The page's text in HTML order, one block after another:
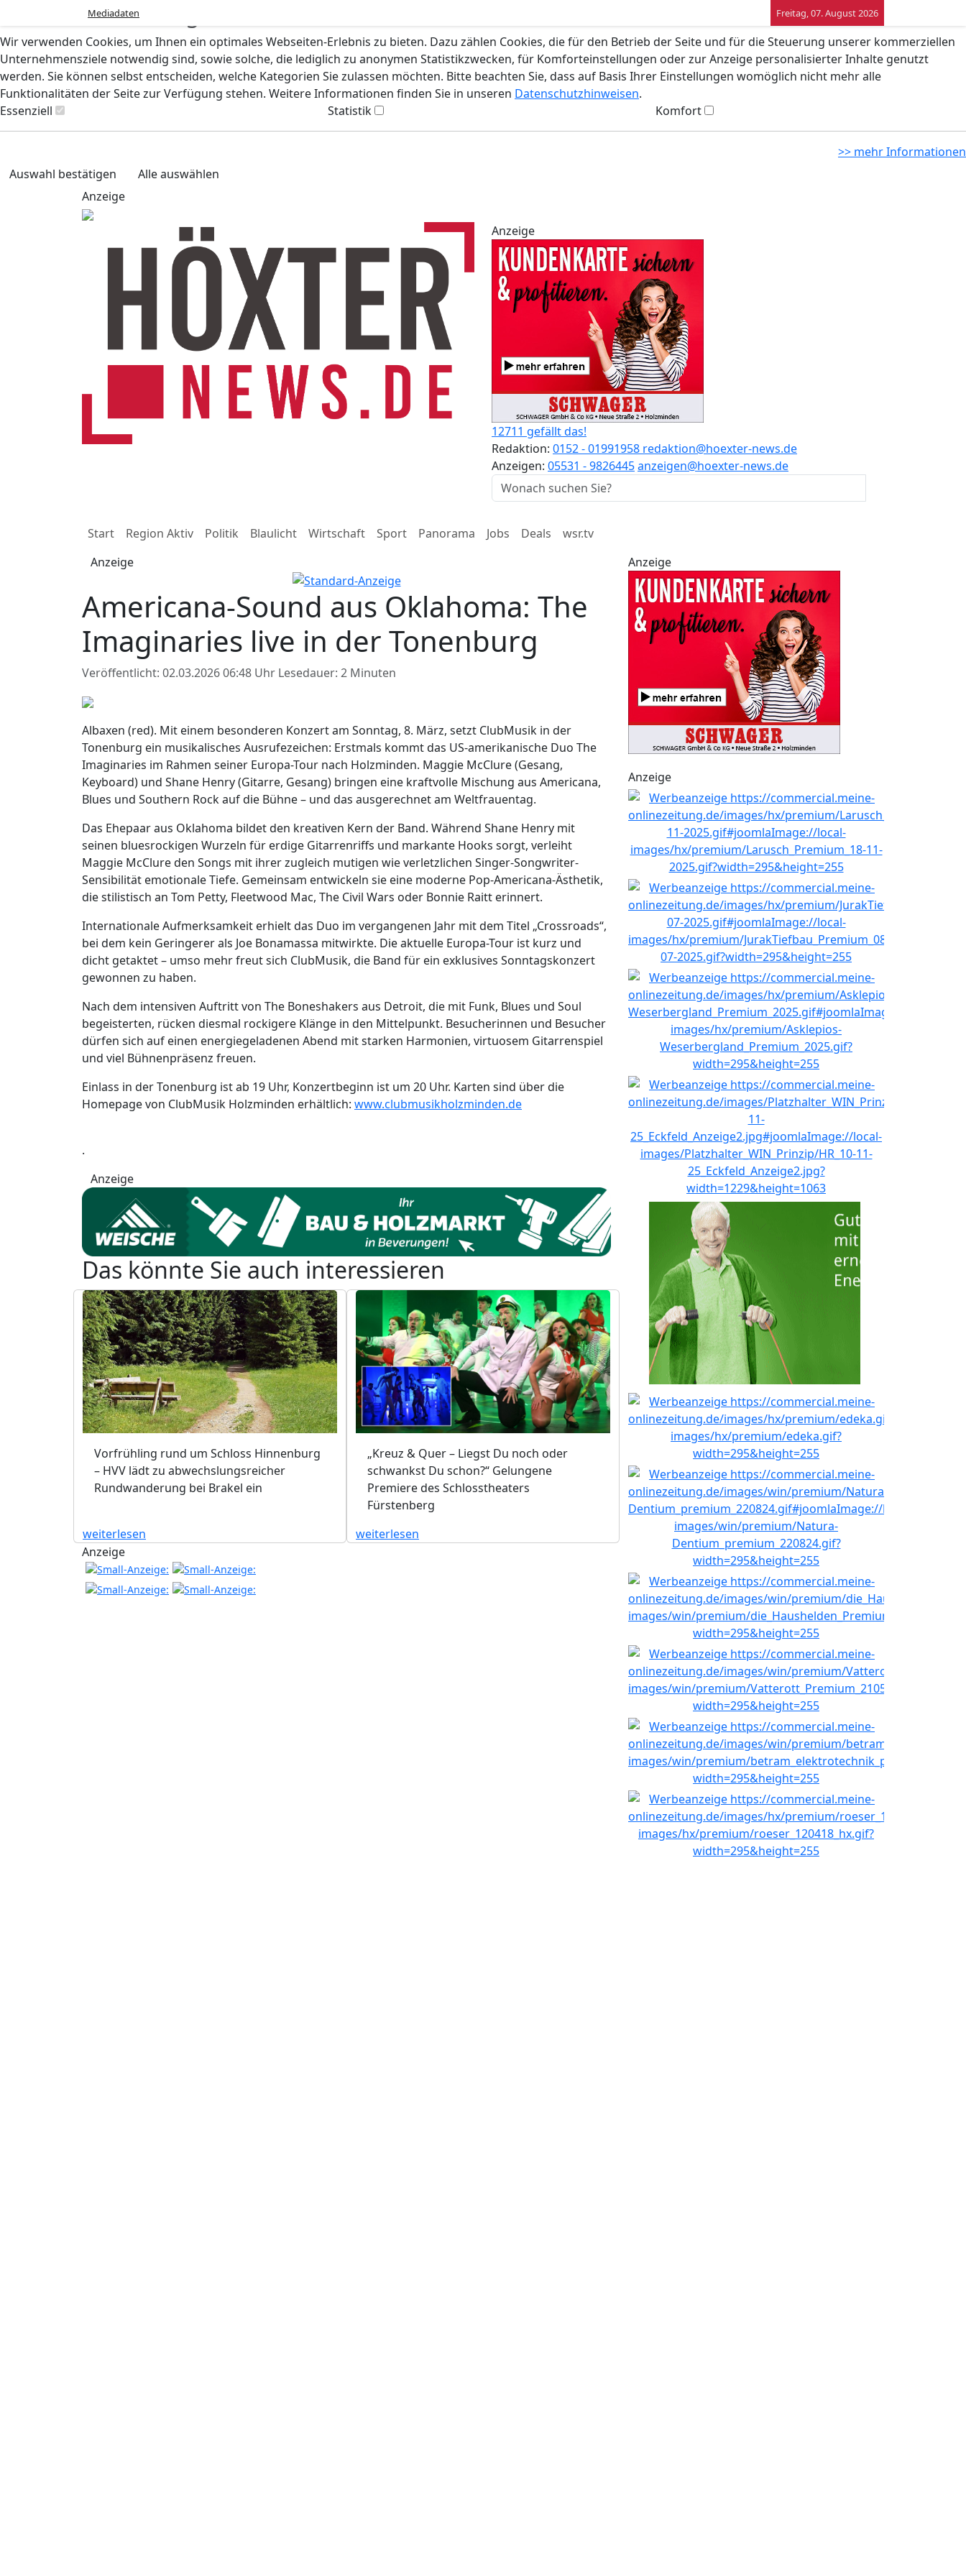
Cookie-Einstellungen
Wir verwenden Cookies, um Ihnen ein optimales Webseiten-Erlebnis zu bieten. Dazu zählen Cookies, die für den Betrieb der Seite und für die Steuerung unserer kommerziellen
Unternehmensziele notwendig sind, sowie solche, die lediglich zu anonymen Statistikzwecken, für Komforteinstellungen oder zur Anzeige personalisierter Inhalte genutzt
werden. Sie können selbst entscheiden, welche Kategorien Sie zulassen möchten. Bitte beachten Sie, dass auf Basis Ihrer Einstellungen womöglich nicht mehr alle
Funktionalitäten der Seite zur Verfügung stehen. Weitere Informationen finden Sie in unseren Datenschutzhinweisen.
Essenziell
Statistik Komfort
>> mehr Informationen
Auswahl bestätigen
Alle auswählen
Freitag, 07. August 2026
Mediadaten
Anzeige
Anzeige
12711 gefällt das!
Redaktion: 0152 - 01991958 redaktion@hoexter-news.de
Anzeigen: 05531 - 9826445anzeigen@hoexter-news.de
Start Region Aktiv Politik Blaulicht Wirtschaft Sport Panorama Jobs Deals
wsr.tv
Anzeige
Americana-Sound aus Oklahoma: The
Imaginaries live in der Tonenburg
Veröffentlicht: 02.03.2026 06:48 Uhr Lesedauer: 2 Minuten
Albaxen (red). Mit einem besonderen Konzert am Sonntag, 8. März, setzt ClubMusik in der
Tonenburg ein musikalisches Ausrufezeichen: Erstmals kommt das US-amerikanische Duo The
Imaginaries im Rahmen seiner Europa-Tour nach Holzminden. Maggie McClure (Gesang,
Keyboard) und Shane Henry (Gitarre, Gesang) bringen eine kraftvolle Mischung aus Americana,
Blues und Southern Rock auf die Bühne – und das ausgerechnet am Weltfrauentag.
Das Ehepaar aus Oklahoma bildet den kreativen Kern der Band. Während Shane Henry mit
seinen bluesrockigen Wurzeln für erdige Gitarrenriffs und markante Hooks sorgt, verleiht
Maggie McClure den Songs mit ihrer zugleich mutigen wie verletzlichen Singer-Songwriter-
Sensibilität emotionale Tiefe. Gemeinsam entwickeln sie eine moderne Pop-Americana-Ästhetik,
die stilistisch an Tom Petty, Fleetwood Mac, The Civil Wars oder Bonnie Raitt erinnert.
Internationale Aufmerksamkeit erhielt das Duo im vergangenen Jahr mit dem Titel „Crossroads“,
bei dem kein Geringerer als Joe Bonamassa mitwirkte. Die aktuelle Europa-Tour ist kurz und
dicht getaktet – umso mehr freut sich ClubMusik, die Band für ein exklusives Sonntagskonzert
gewonnen zu haben.
Nach dem intensiven Auftritt von The Boneshakers aus Detroit, die mit Funk, Blues und Soul
begeisterten, rücken diesmal rockigere Klänge in den Mittelpunkt. Besucherinnen und Besucher
dürfen sich auf einen energiegeladenen Abend mit starken Harmonien, virtuosem Gitarrenspiel
und viel Bühnenpräsenz freuen.
Einlass in der Tonenburg ist ab 19 Uhr, Konzertbeginn ist um 20 Uhr. Karten sind über die
Homepage von ClubMusik Holzminden erhältlich: www.clubmusikholzminden.de
.
Anzeige
Das könnte Sie auch interessieren
Vorfrühling rund um Schloss Hinnenburg
– HVV lädt zu abwechslungsreicher
Rundwanderung bei Brakel ein
weiterlesen
„Kreuz & Quer – Liegst Du noch oder
schwankst Du schon?“ Gelungene
Premiere des Schlosstheaters
Fürstenberg
weiterlesen
Anzeige
Anzeige
Anzeige